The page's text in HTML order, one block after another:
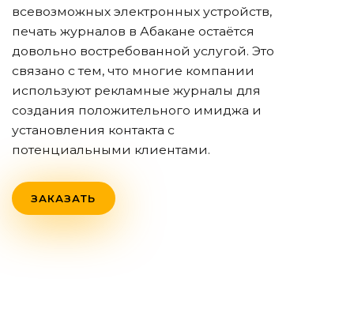
всевозможных электронных устройств,
печать журналов в Абакане остаётся
довольно востребованной услугой. Это
связано с тем, что многие компании
используют рекламные журналы для
создания положительного имиджа и
установления контакта с
потенциальными клиентами.
ЗАКАЗАТЬ